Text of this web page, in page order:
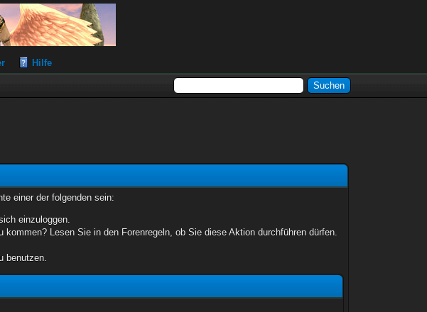
Hilfe
einer der folgenden sein:
einzuloggen.
Lesen Sie in den Forenregeln, ob Sie diese Aktion durchführen dürfen.
benutzen.